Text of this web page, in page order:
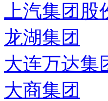
上汽集团股
龙湖集团
大连万达集
大商集团